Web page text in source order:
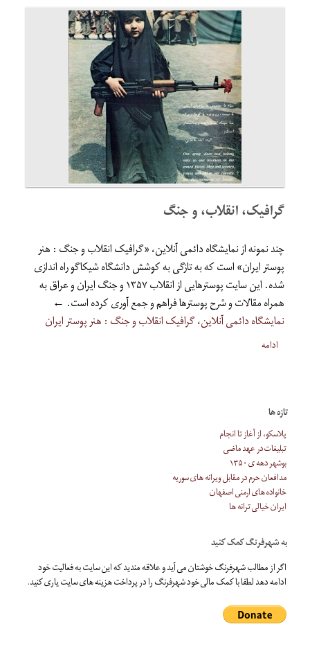
گرافیک، انقلاب، و جنگ
چند نمونه از نمایشگاه دائمی آنلاین، «گرافیک انقلاب و جنگ : هنر
پوستر ایران» است که به تازگی به کوشش دانشگاه شیکاگو راه اندازی
شده. این سایت پوسترهایی از انقلاب ۱۳۵۷ و جنگ ایران و عراق به
همراه مقالات و شرح پوسترها فراهم و جمع آوری کرده است. ←
نمایشگاه دائمی آنلاین، گرافیک انقلاب و جنگ : هنر پوستر ایران
ادامه
تازه ها
پلاسکو، از آغاز تا انجام
تبلیغات در عهد ماضی
بوشهر دهه ی ۱۳۵۰
مدافعان حرم در مقابل ویرانه های سوریه
خانواده های ارمنی اصفهان
ایران خیالی ترانه ها
به شهرفرنگ کمک کنید
اگر از مطالب شهرفرنگ خوشتان می آید و علاقه مندید که این سایت به فعالیت خود
ادامه دهد لطفا با کمک مالی خود شهرفرنگ را در پرداخت هزینه های سایت یاری کنید.